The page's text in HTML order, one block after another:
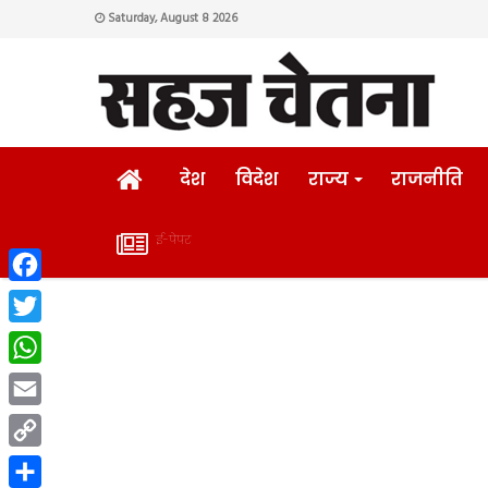
Saturday, August 8 2026
HOMEदेश विदेश राज्य राजनीति
ई-
ई-पेपर
Facebook
Twitter
WhatsApp
Email
Copy